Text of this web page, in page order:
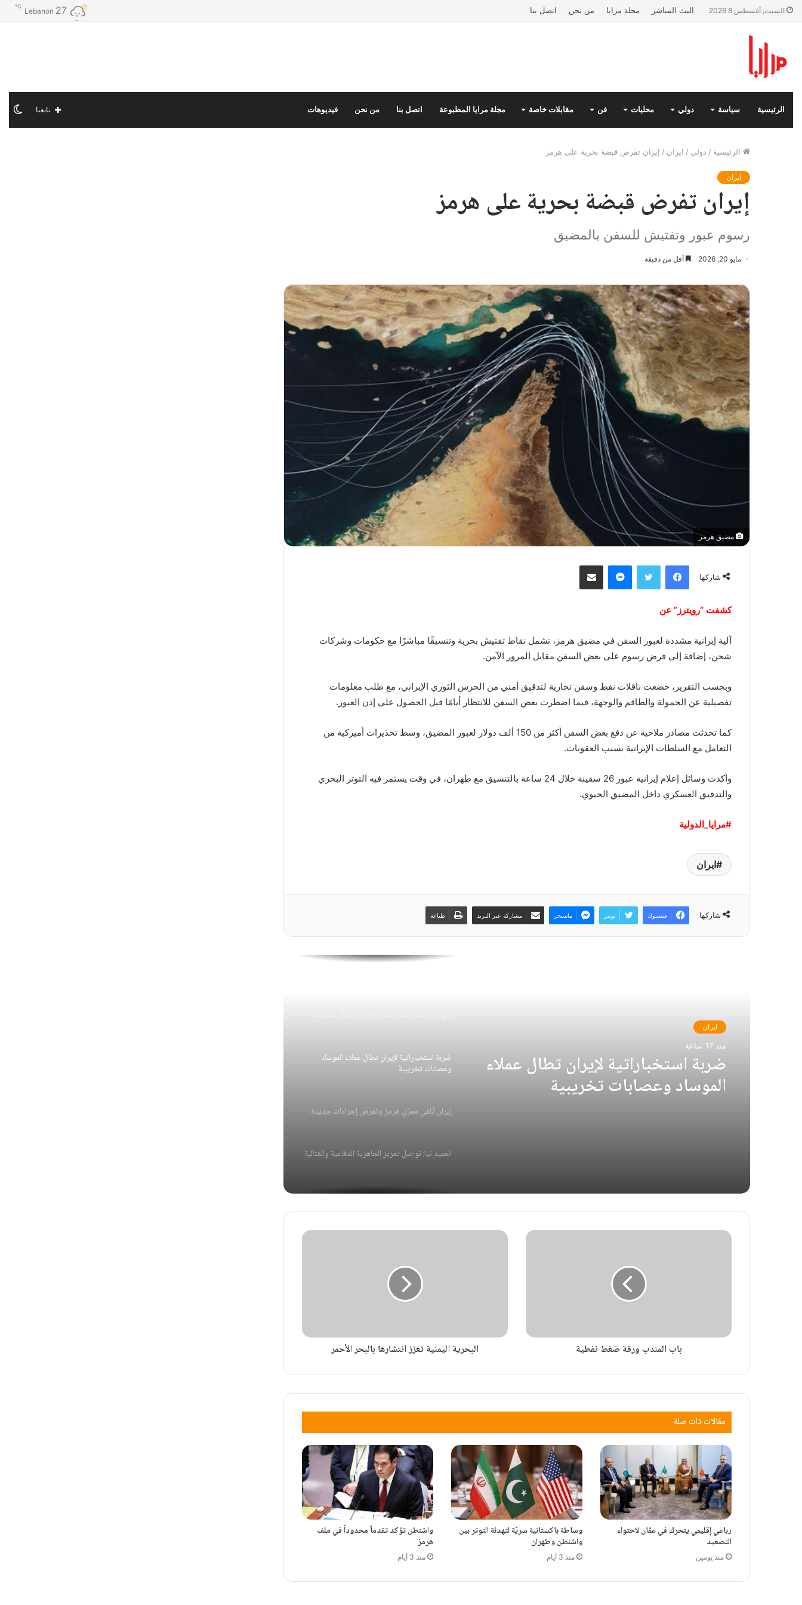
السبت, أغسطس 8 2026 البث المباشر مجلة مرايا من نحن اتصل بنا Lebanon 27
℃
الرئيسية سياسة دولي محليات فن مقابلات خاصة مجلة مرايا المطبوعة اتصل بنا من نحن فيديوهات تابعنا
الرئيسية / دولي / ايران / إيران تفرض قبضة بحرية على هرمز
ايران
إيران تفرض قبضة بحرية على هرمز
رسوم عبور وتفتيش للسفن بالمضيق
مايو 20, 2026 أقل من دقيقة
مضيق هرمز
شاركها
فيسبوك تويتر ماسنجر مشاركة عبر البريد
كشفت “رويترز” عن
آلية إيرانية مشددة لعبور السفن في مضيق هرمز، تشمل نقاط تفتيش بحرية وتنسيقًا مباشرًا مع حكومات وشركات
شحن، إضافة إلى فرض رسوم على بعض السفن مقابل المرور الآمن.
وبحسب التقرير، خضعت ناقلات نفط وسفن تجارية لتدقيق أمني من الحرس الثوري الإيراني، مع طلب معلومات
تفصيلية عن الحمولة والطاقم والوجهة، فيما اضطرت بعض السفن للانتظار أيامًا قبل الحصول على إذن العبور.
كما تحدثت مصادر ملاحية عن دفع بعض السفن أكثر من 150 ألف دولار لعبور المضيق، وسط تحذيرات أميركية من
التعامل مع السلطات الإيرانية بسبب العقوبات.
وأكدت وسائل إعلام إيرانية عبور 26 سفينة خلال 24 ساعة بالتنسيق مع طهران، في وقت يستمر فيه التوتر البحري
والتدقيق العسكري داخل المضيق الحيوي.
#مرايا_الدولية
ايران
شاركها فيسبوك تويتر ماسنجر مشاركة عبر البريد طباعة
ايران
منذ 17 ساعة
ضربة استخباراتية لإيران تطال عملاء
الموساد وعصابات تخريبية
ضربة استخباراتية لإيران تطال عملاء الموساد
وعصابات تخريبية
إيران تُلغي ممرّي هرمز وتفرض إجراءات جديدة
العميد نيا: نواصل تعزيز الجاهزية الدفاعية والقتالية
الحرس الثوري يُعلن تفكيك خلية إرهـ.ـابية
ضربة استخباراتية لإيران تطال عملاء الموساد
وعصابات تخريبية
إيران تُلغي ممرّي هرمز وتفرض إجراءات جديدة
العميد نيا: نواصل تعزيز الجاهزية الدفاعية والقتالية
باب المندب ورقة ضغط نفطية البحرية اليمنية تعزز انتشارها بالبحر الأحمر
مقالات ذات صلة
رباعي إقليمي يتحرك في عمّان لاحتواء
التصعيد
منذ يومين
وساطة باكستانية سريّة لتهدئة التوتر بين
واشنطن وطهران
منذ 3 أيام
واشنطن تؤكد تقدماً محدوداً في ملف
هرمز
منذ 3 أيام